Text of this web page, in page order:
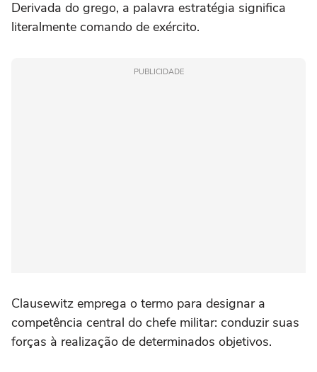
Derivada do grego, a palavra estratégia significa
literalmente comando de exército.
PUBLICIDADE
Clausewitz emprega o termo para designar a
competência central do chefe militar: conduzir suas
forças à realização de determinados objetivos.